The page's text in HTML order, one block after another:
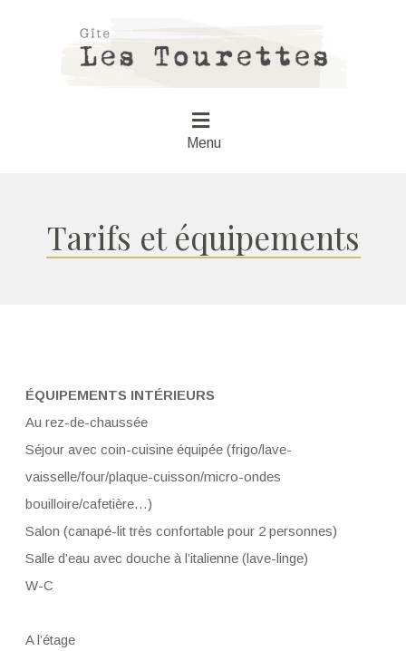
Menu
Tarifs et équipements
ÉQUIPEMENTS INTÉRIEURS
Au rez-de-chaussée
Séjour avec coin-cuisine équipée (frigo/lave-
vaisselle/four/plaque-cuisson/micro-ondes
bouilloire/cafetière…)
Salon (canapé-lit très confortable pour 2 personnes)
Salle d’eau avec douche à l’italienne (lave-linge)
W-C
A l’étage